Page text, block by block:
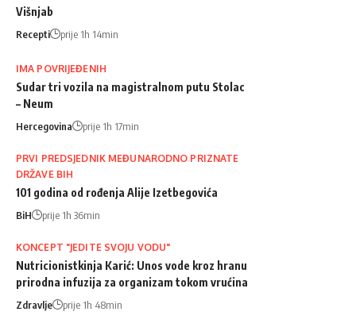
Višnjab
Recepti prije 1h 14min
IMA POVRIJEĐENIH
Sudar tri vozila na magistralnom putu Stolac
– Neum
Hercegovina prije 1h 17min
PRVI PREDSJEDNIK MEĐUNARODNO PRIZNATE
DRŽAVE BIH
101 godina od rođenja Alije Izetbegovića
BiH prije 1h 36min
KONCEPT "JEDITE SVOJU VODU"
Nutricionistkinja Karić: Unos vode kroz hranu
prirodna infuzija za organizam tokom vrućina
Zdravlje prije 1h 48min